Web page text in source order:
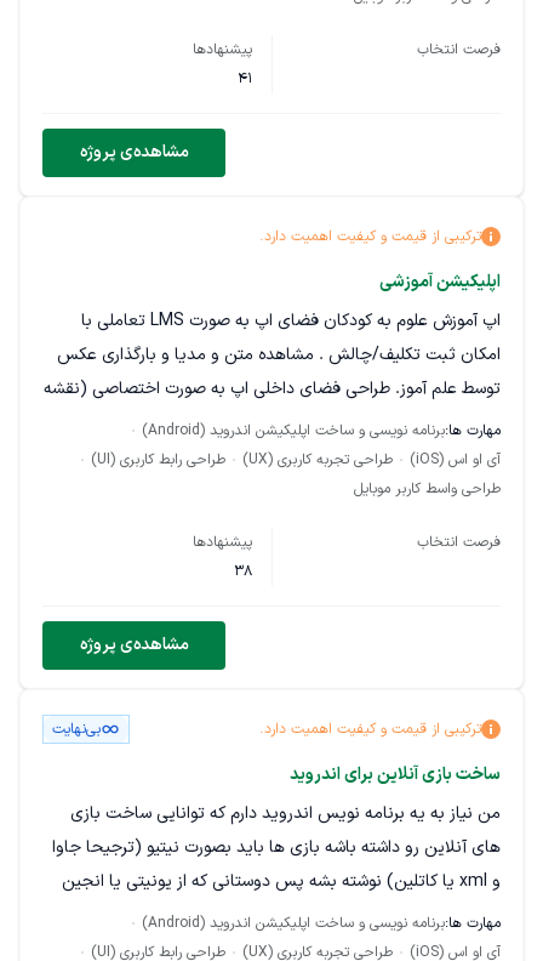
فرصت انتخاب
پیشنهادها
41
مشاهده‌ی پروژه
ترکیبی از قیمت و کیفیت اهمیت دارد.
اپلیکیشن آموزشی
اپ آموزش علوم به کودکان فضای اپ به صورت LMS تعاملی با
امکان ثبت تکلیف/چالش . مشاهده متن و مدیا و بارگذاری عکس
توسط علم آموز. طراحی فضای داخلی اپ به صورت اختصاصی (نقشه
مسیر آموزش). امکان اتصال به سرور اختصاصی شرکت. ساختار ساده
و مناسب برای کودکان. سیستم افزودن، مدیریت و ویرایش دوره ها.
مهارت ها:برنامه نویسی و ساخت اپلیکیشن اندروید (Android)
آی او اس (iOS)
طراحی تجربه کاربری (UX)
طراحی رابط کاربری (UI)
طراحی واسط کاربر موبایل
فرصت انتخاب
پیشنهادها
38
مشاهده‌ی پروژه
ترکیبی از قیمت و کیفیت اهمیت دارد. بی‌نهایت
ساخت بازی آنلاین برای اندروید
من نیاز به یه برنامه نویس اندروید دارم که توانایی ساخت بازی
های آنلاین رو داشته باشه بازی ها باید بصورت نیتیو (ترجیحا جاوا
و xml یا کاتلین) نوشته بشه پس دوستانی که از یونیتی یا انجین
های دیگه استفاده میکنن لطفا پیشنهاد ندن سرور بازی ها هم
node js و socket.io باید باشه به دلیل اینکه میخوام کارها سریع
مهارت ها:برنامه نویسی و ساخت اپلیکیشن اندروید (Android)
آی او اس (iOS)
طراحی تجربه کاربری (UX)
طراحی رابط کاربری (UI)